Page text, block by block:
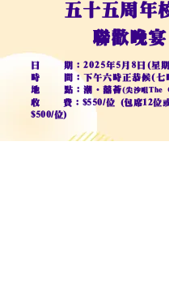
五十五周年
聯歡晚宴
日 期：2025年5月8日(星
時 間：下午六時正恭候(七
地 點：潮‧囍薈(尖沙咀The
收 費 ： $550/位 (包席12位
$500/位)